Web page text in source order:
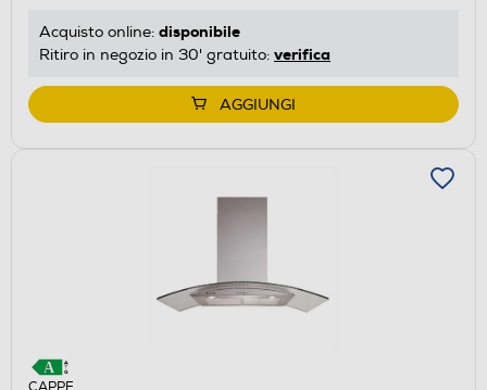
Acquisto online: disponibile
Ritiro in negozio in 30' gratuito: verifica
AGGIUNGI